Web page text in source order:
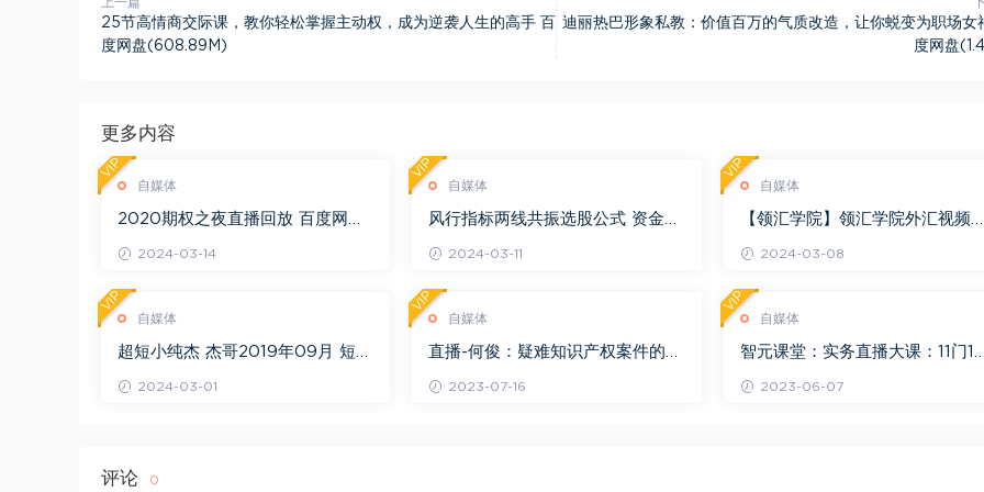
25节高情商交际课，教你轻松掌握主动权，成为逆袭人生的高手 百
度网盘(608.89M)
迪丽热巴形象私教：价值百万的气质改造，让你蜕变为职场女
度网盘
更多内容
自媒体
2020期权之夜直播回放 百度网盘
2024-03-14
VIP
自媒体
风行指标两线共振选股公式 资金流
K)
2024-03-11
VIP
自媒体
【领汇学院】领汇学院外汇视频课
1.67G)
2024-03-08
VIP
自媒体
超短小纯杰 杰哥2019年09月 短线
盘(211.17M)
2024-03-01
VIP
自媒体
直播-何俊：疑难知识产权案件的六
2023-07-16
VIP
自媒体
智元课堂：实务直播大课：11门16
百度网盘(760.11M)
2023-06-07
VIP
评论 0